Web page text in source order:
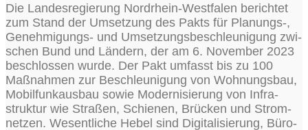
Die Lan­des­re­gie­rung Nord­rhein-West­fa­len berich­tet
zum Stand der Umset­zung des Pakts für Planungs‑,
Geneh­mi­gungs- und Umset­zungs­be­schleu­ni­gung zwi­
schen Bund und Län­dern, der am 6. Novem­ber 2023
beschlos­sen wur­de. Der Pakt umfasst bis zu 100
Maß­nah­men zur Beschleu­ni­gung von Woh­nungs­bau,
Mobil­funk­aus­bau sowie Moder­ni­sie­rung von Infra­
struk­tur wie Stra­ßen, Schie­nen, Brü­cken und Strom­
net­zen. Wesent­li­che Hebel sind Digi­ta­li­sie­rung, Büro­